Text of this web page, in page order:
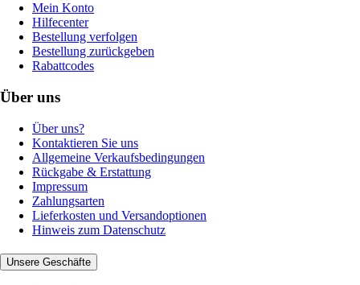
Mein Konto
Hilfecenter
Bestellung verfolgen
Bestellung zurückgeben
Rabattcodes
Über uns
Über uns?
Kontaktieren Sie uns
Allgemeine Verkaufsbedingungen
Rückgabe & Erstattung
Impressum
Zahlungsarten
Lieferkosten und Versandoptionen
Hinweis zum Datenschutz
Unsere Geschäfte